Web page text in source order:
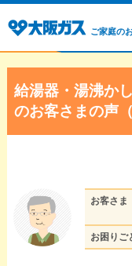
ご家庭の
給湯器・湯沸か
のお客さまの声
お客さま
お困りご